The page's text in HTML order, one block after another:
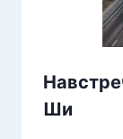
Ши